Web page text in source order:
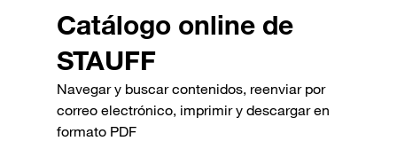
Catálogo online de
STAUFF
Navegar y buscar contenidos, reenviar por
correo electrónico, imprimir y descargar en
formato PDF